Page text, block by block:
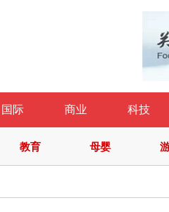
国际 商业 科技
教育 母婴